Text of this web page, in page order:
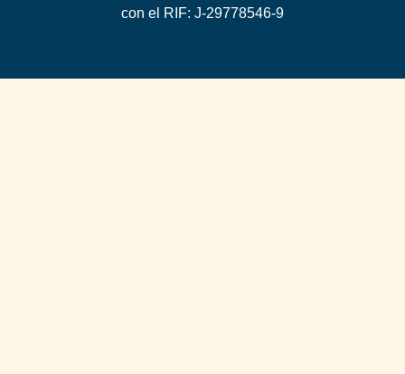
con el RIF: J-29778546-9